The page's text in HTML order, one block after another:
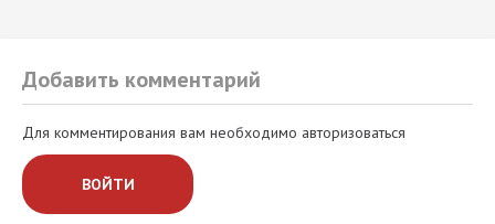
Добавить комментарий
Для комментирования вам необходимо авторизоваться
ВОЙТИ